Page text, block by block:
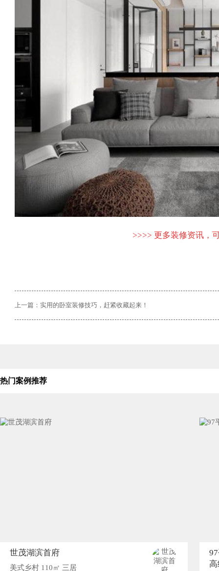
>>>> 更多装修资讯，
上一篇：实用的卧室装修技巧，赶紧收藏起来！
热门案例推荐
世茂湖滨首府
美式乡村 110㎡ 三居
高